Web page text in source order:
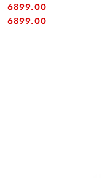
Cena:
6899.00
Cena:
6899.00